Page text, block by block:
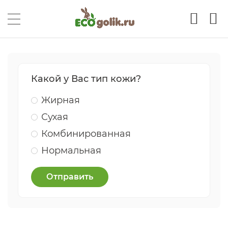
Какой у Вас тип кожи?
Жирная
Сухая
Комбинированная
Нормальная
Отправить